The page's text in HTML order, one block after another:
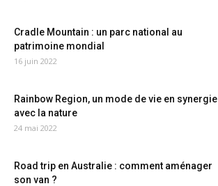
Cradle Mountain : un parc national au
patrimoine mondial
16 juin 2022
Rainbow Region, un mode de vie en synergie
avec la nature
24 mai 2022
Road trip en Australie : comment aménager
son van ?